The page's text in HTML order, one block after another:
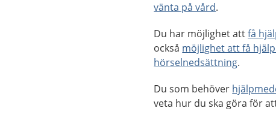
vänta på vård.
Du har möjlighet attfå
också möjlighet att få
hörselnedsättning.
Du som behöver
veta hur du ska göra för